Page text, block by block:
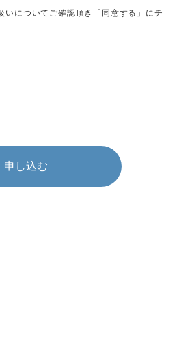
いについてご確認頂き「同意する」にチ
申し込む